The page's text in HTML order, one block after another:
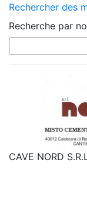
Rechercher des
Recherche par
CAVE NORD